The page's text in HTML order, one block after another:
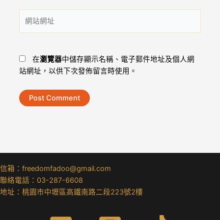
件
地
址
站
在瀏覽器中儲存顯示名稱、電子郵件地址及個人網
站網址，以供下次發佈留言時使用。
信箱：freedomfadoo@gmail.com
聯絡電話：03-287-6608
地址：桃園市中壢區高鐵南路二段223號2樓